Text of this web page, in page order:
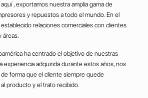
, exportamos nuestra amplia gama de
y repuestos a todo el mundo. En el
relaciones comerciales con clientes
áreas.
ha centrado el objetivo de nuestras
experiencia adquirida durante estos años, nos
forma que el cliente siempre quede
producto y el trato recibido.